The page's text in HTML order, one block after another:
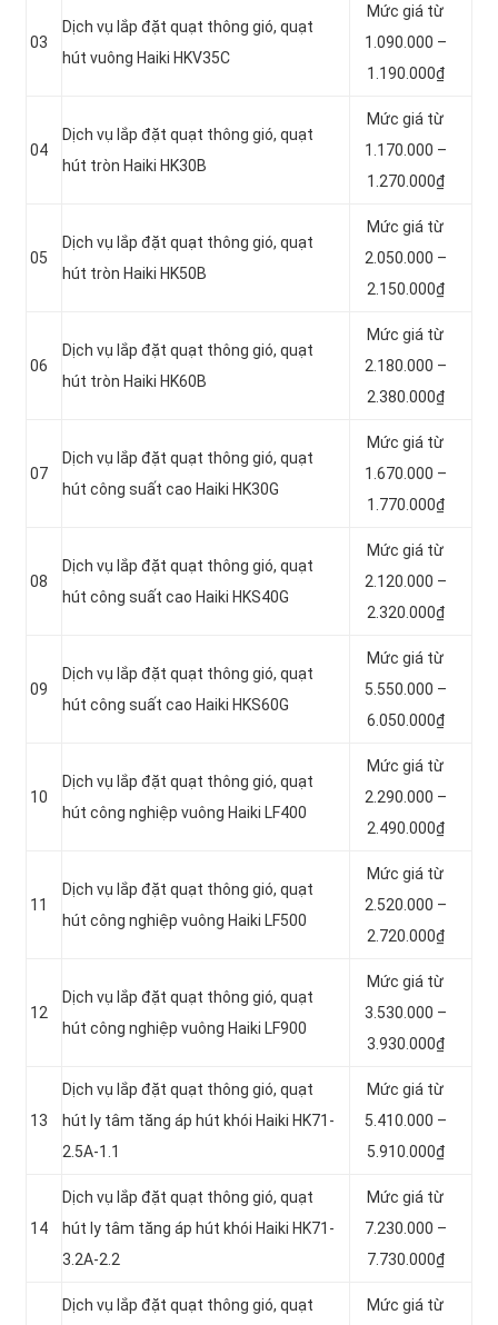
03
Dịch vụ lắp đặt quạt thông gió, quạt
hút vuông Haiki HKV35C
Mức giá từ
1.090.000 –
1.190.000₫
04
Dịch vụ lắp đặt quạt thông gió, quạt
hút tròn Haiki HK30B
Mức giá từ
1.170.000 –
1.270.000₫
05
Dịch vụ lắp đặt quạt thông gió, quạt
hút tròn Haiki HK50B
Mức giá từ
2.050.000 –
2.150.000₫
06
Dịch vụ lắp đặt quạt thông gió, quạt
hút tròn Haiki HK60B
Mức giá từ
2.180.000 –
2.380.000₫
07
Dịch vụ lắp đặt quạt thông gió, quạt
hút công suất cao Haiki HK30G
Mức giá từ
1.670.000 –
1.770.000₫
08
Dịch vụ lắp đặt quạt thông gió, quạt
hút công suất cao Haiki HKS40G
Mức giá từ
2.120.000 –
2.320.000₫
09
Dịch vụ lắp đặt quạt thông gió, quạt
hút công suất cao Haiki HKS60G
Mức giá từ
5.550.000 –
6.050.000₫
10
Dịch vụ lắp đặt quạt thông gió, quạt
hút công nghiệp vuông Haiki LF400
Mức giá từ
2.290.000 –
2.490.000₫
11
Dịch vụ lắp đặt quạt thông gió, quạt
hút công nghiệp vuông Haiki LF500
Mức giá từ
2.520.000 –
2.720.000₫
12
Dịch vụ lắp đặt quạt thông gió, quạt
hút công nghiệp vuông Haiki LF900
Mức giá từ
3.530.000 –
3.930.000₫
13
Dịch vụ lắp đặt quạt thông gió, quạt
hút ly tâm tăng áp hút khói Haiki HK71-
2.5A-1.1
Mức giá từ
5.410.000 –
5.910.000₫
14
Dịch vụ lắp đặt quạt thông gió, quạt
hút ly tâm tăng áp hút khói Haiki HK71-
3.2A-2.2
Mức giá từ
7.230.000 –
7.730.000₫
Dịch vụ lắp đặt quạt thông gió, quạt
Mức giá từ